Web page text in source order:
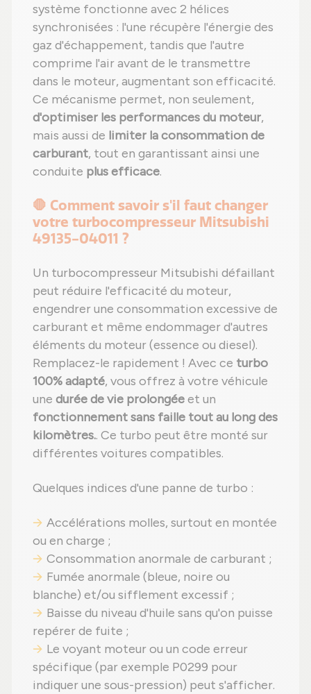
système fonctionne avec 2 hélices
synchronisées : l'une récupère l'énergie des
gaz d'échappement, tandis que l'autre
comprime l'air avant de le transmettre
dans le moteur, augmentant son efficacité.
Ce mécanisme permet, non seulement,
d'optimiser les performances du moteur,
mais aussi de limiter la consommation de
carburant, tout en garantissant ainsi une
conduite plus efficace.
🛑 Comment savoir s'il faut changer
votre turbocompresseur Mitsubishi
49135-04011 ?
Un turbocompresseur Mitsubishi défaillant
peut réduire l'efficacité du moteur,
engendrer une consommation excessive de
carburant et même endommager d'autres
éléments du moteur (essence ou diesel).
Remplacez-le rapidement ! Avec ce turbo
100% adapté, vous offrez à votre véhicule
une durée de vie prolongéeet un
fonctionnement sans faille tout au long des
kilomètres.. Ce turbo peut être monté sur
différentes voitures compatibles.
Quelques indices d'une panne de turbo :
Accélérations molles, surtout en montée
ou en charge ;
Consommation anormale de carburant ;
Fumée anormale (bleue, noire ou
blanche) et/ou sifflement excessif ;
Baisse du niveau d'huile sans qu'on puisse
repérer de fuite ;
Le voyant moteur ou un code erreur
spécifique (par exemple P0299 pour
indiquer une sous-pression) peut s'afficher.